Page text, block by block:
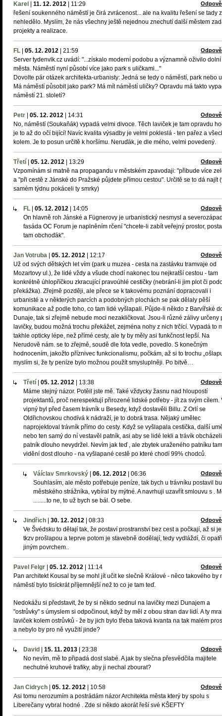
Karel 11. 12. 2012 11:29
řešení soukenného náměstí je čirá zvrácenost... ale na kvalitu řešení se tady
nehledělo. Myslím, že nás všechny ještě nejednou znechutí další městem
projekty a realizace.
FL 05. 12. 2012 21:59
Server tydenvlk.cz uvádí: "...získalo moderní podobu a významně oživilo
města. Náměstí nyní působí více jako park s uličkami..."
Dovolte pár otázek architekta-urbanisty: Jedná se tedy o náměstí, park nebo
Má náměstí působit jako park? Má mít náměstí uličky? Opravdu má takto
náměstí 21. století?
Petr 05. 12. 2012 14:31
No, náměstí (Soukaňák) vypadá velmi divoce. Těch laviček je tam opravdu
je to až do očí bijící! Navíc kvalita výsadby je velmi pokleslá - ten pařez a
kolem. Je to posun určitě k horšímu. Neruďák, je dle mého, velmi povedený.
Třetí 05. 12. 2012 13:29
Vzpomínám si matně na propagandu v městském zpavodaji: "přibude více
a "při cestě z Jánské do Pražské půjdete přímou cestou". Určitě se to dá najít
samém týdnu pokáceli ty smrky)
FL 05. 12. 2012 14:05
On hlavně roh Jánské a Fügnerovy je urbanistický nesmysl a
fasáda OC Forum je naplněním rčení "chcete-li zabít veřejný prostor,
tam obchoďák".
Jan Votruba 05. 12. 2012 12:17
Už od svých dětských let vím (park u muzea - cesta na zastávku tramvaje od
Mozartovy ul.), že lidé vždy a všude chodí nakonec tou nejkratší cestou - tam
konkrétně úhlopříčkou zkracující pravoúhlé cestičky (nebrání-li jim plot či
překážka). Zřejmě později, ale přece se k takovému poznání dopracovali i
urbanisté a v některých parcích a podobných plochách se pak dělaly pěší
komunikace až podle toho, co tam lidé vyšlapali. Půjde-li někdo z Barvířské
Dunaje, tak si zřejmě nebude moci nezakličkovat. Jsou-li různé zálivy určeny
lavičky, budou možná trochu překážet, zejména nohy z nich trčící. Vypadá to
takhle opticky lépe, než přímé cesty, ale ty by měly asi funkčnost lepší. Na
Nerudově nám. se to zřejmě, soudě dle fota vedle, povedlo. S konečným
hodnocením, jakožto příznivec funkcionalismu, počkám, až si to trochu
myslím si, že ty peníze bylo možnou použít smysluplněji. Po bitvě…
Třetí 05. 12. 2012 13:38
Máme stejný názor. Potěil jste mě. Také vždycky žasnu nad hloupostí
projektantů, proč nerespektují přirozené lidské potřeby - jít za svým cílem.
vipný byl před časem trávník u Besedy, když dostavěli Billu. Z Orlí se
Oldřichovskou chodívá k nádraží, je to dobrá trasa. Nějaký umělec
naprojektoval trávník přímo do cesty. Když se vyšlapala cestička, další
nebo ten samý do ní vestavěl patník, asi aby se lidé lekli a trávík
patník dlouho nevydržel. Nevím jak teď , ale zbytek uraženého patníku
vidění dost dlouho - na vyšlapané cestě po které chodí 99% chodců.
Váíclav Smrkovský 06. 12. 2012 06:36
Souhlasím, ale město potřebuje peníze, tak bych u trávníku postavil
městského strážníka, vybíral by mýtné. A navrhuji uzavřít smlouvu s .
.........to ne, to už bych se bál. O sebe.
Jindřich 30. 12. 2012 08:33
Ve Švédsku to dělají tak, že postaví prostranství bez cest a počkají, až si
tkzv prošlapou a teprve potom je stavebně dodělají, tedy vydláždí, či opatří
jiným povrchem..
Pavel Felgr 05. 12. 2012 11:14
Pan architekt Kousal by se mohl jít učit ke slečně Králové - něco takového by
náměstí bylo tisíckrát příjemnější než to co je tam teď.
Nedokážu si představit, že by si někdo sednul na lavičky mezi Dunajem a
"ostrůvky" s úmyslem si odpočinout, když by měl z obou stran dav lidí. A ty
laviček kolem ostrůvků - že by jich bylo třeba taková kvanta na tak malém
a nebylo by pro ně využití jinde?
David 15. 11. 2013 23:38
No nevím, mě to připadá dost slabé. A jak by slečna přesvědčila majitele
nechutné kruhové trafiky, aby ji nechal zbourat?
Jan Cidrych 05. 12. 2012 10:58
Asi tomu nerozumím a postrádám názor Architekta města který by spolu s
Liberečany vybral hodné . Zde si někdo akorát řeší své KŠEFTY